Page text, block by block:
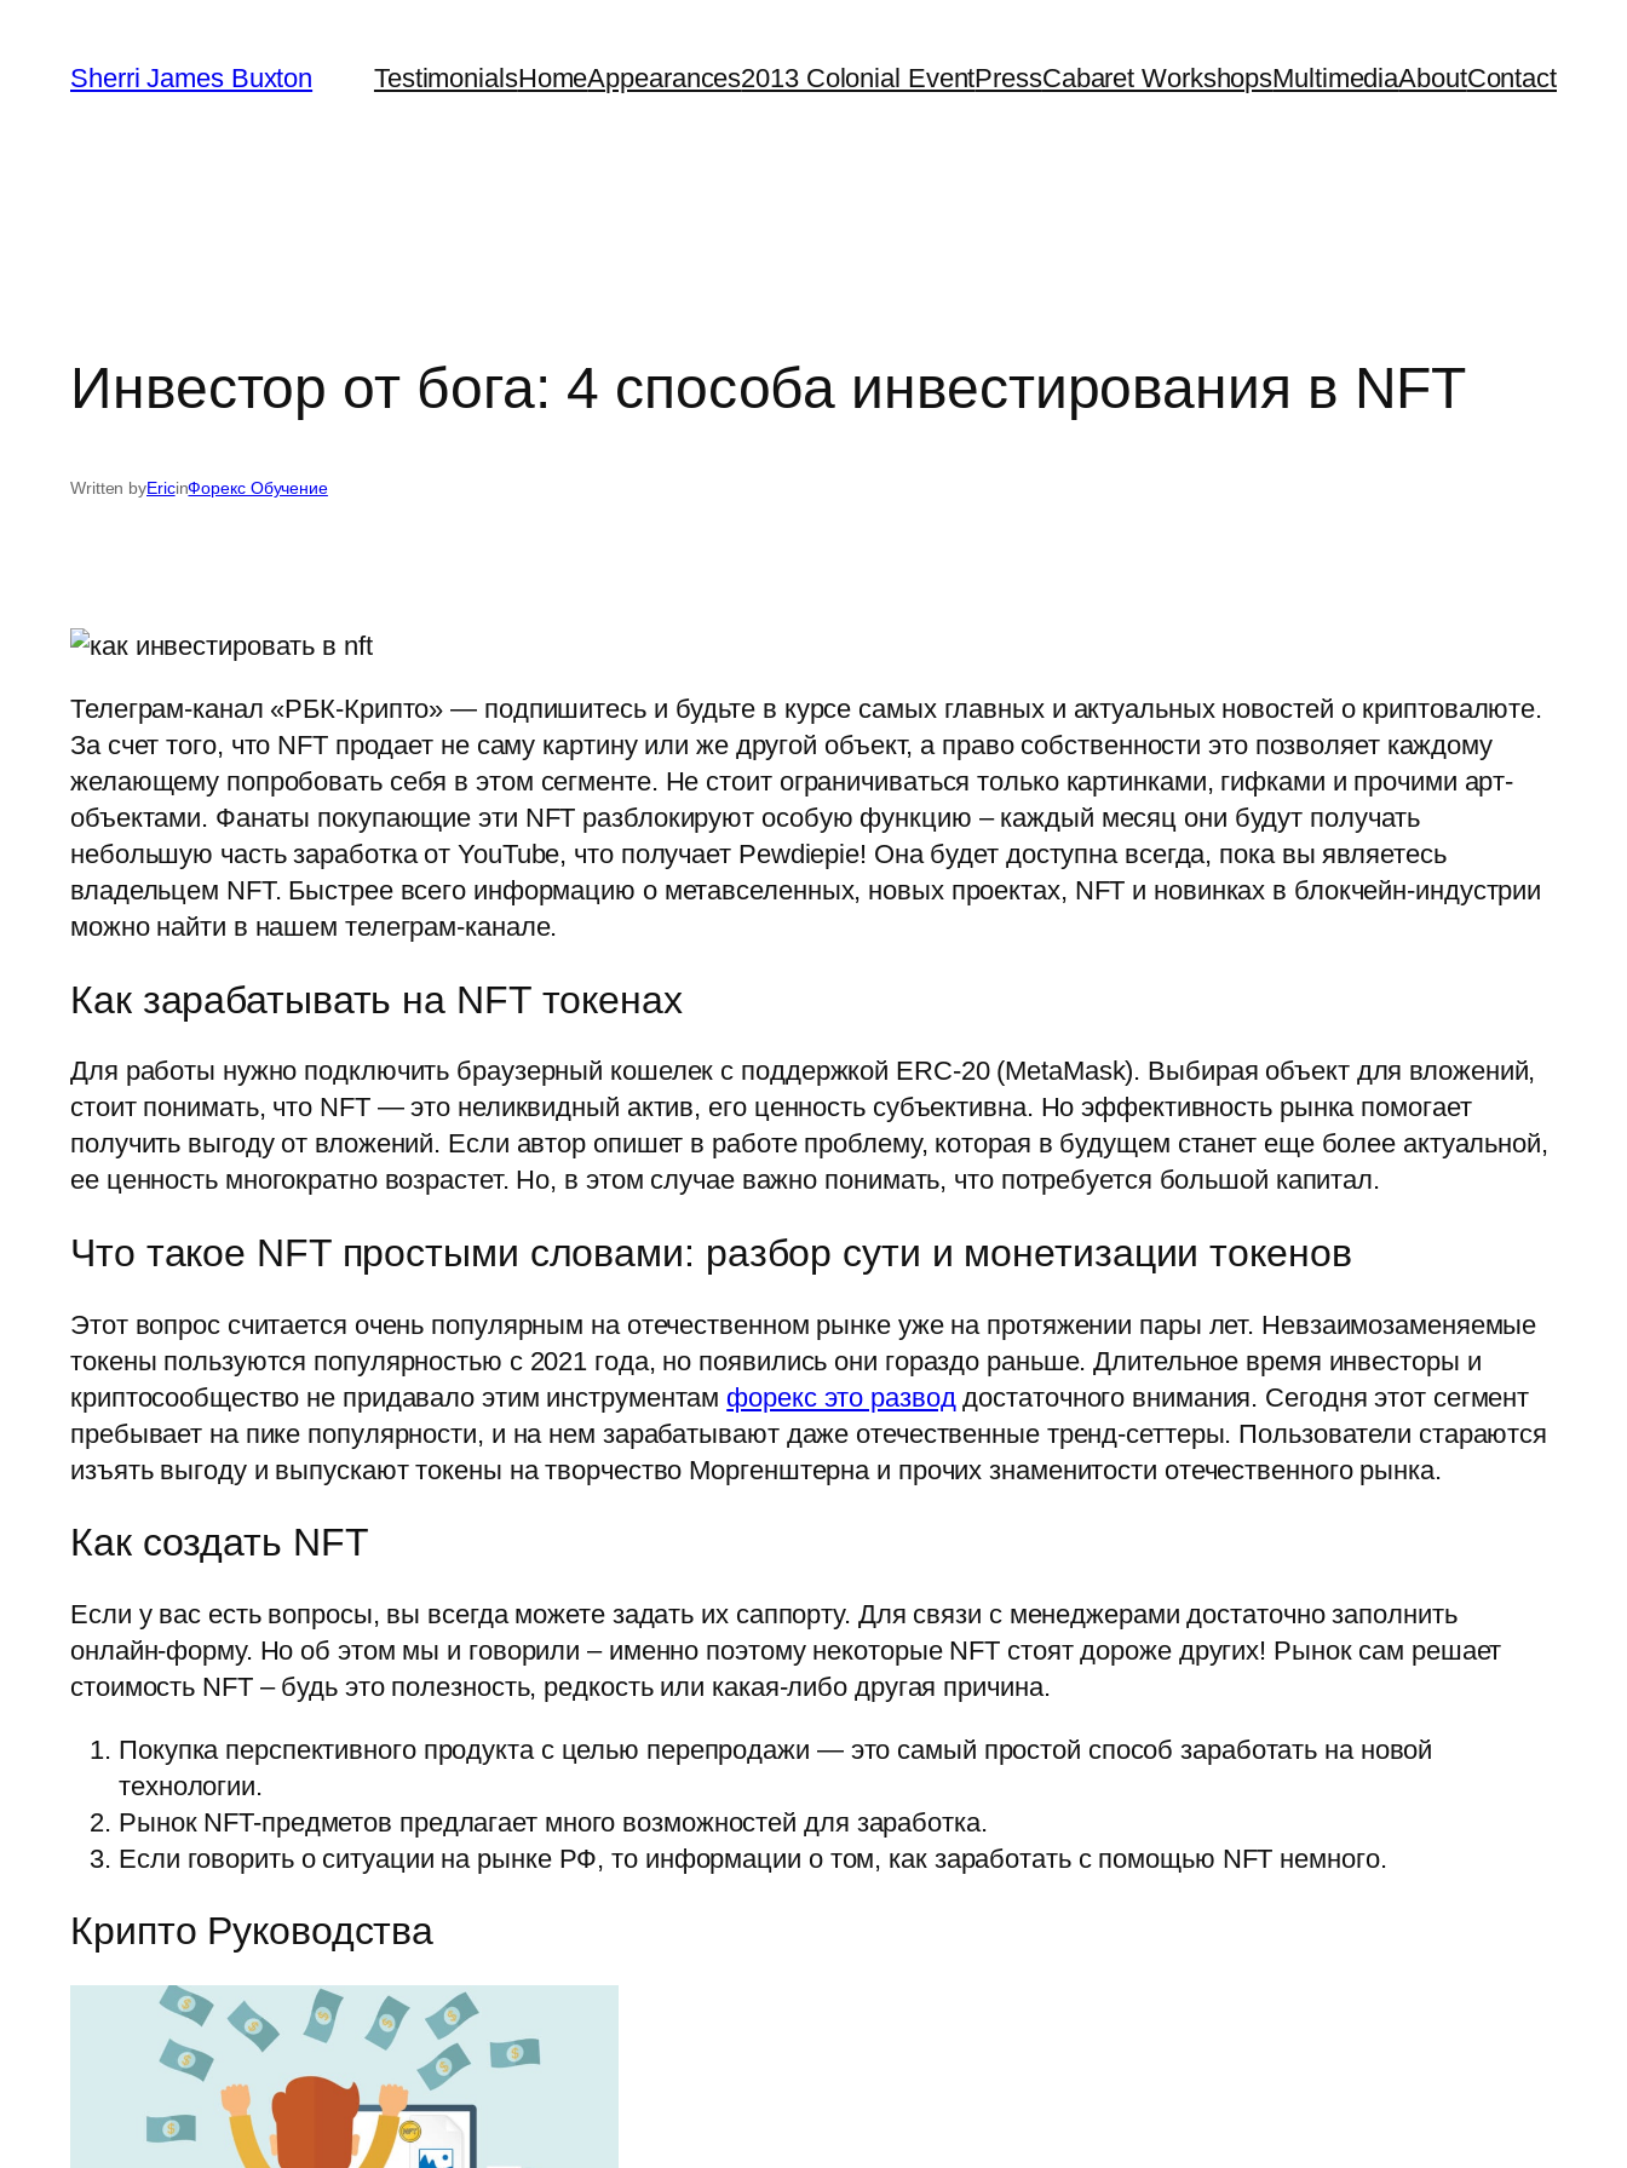
content
Sherri James Buxton TestimonialsHomeAppearances2013 Colonial EventPressCabaret WorkshopsMultimediaAboutContact
Инвестор от бога: 4 способа инвестирования в NFT
Written byEricinФорекс Обучение
Телеграм-канал «РБК-Крипто» — подпишитесь и будьте в курсе самых главных и актуальных новостей о криптовалюте.
За счет того, что NFT продает не саму картину или же другой объект, а право собственности это позволяет каждому
желающему попробовать себя в этом сегменте. Не стоит ограничиваться только картинками, гифками и прочими арт-
объектами. Фанаты покупающие эти NFT разблокируют особую функцию – каждый месяц они будут получать
небольшую часть заработка от YouTube, что получает Pewdiepie! Она будет доступна всегда, пока вы являетесь
владельцем NFT. Быстрее всего информацию о метавселенных, новых проектах, NFT и новинках в блокчейн-индустрии
можно найти в нашем телеграм-канале.
Как зарабатывать на NFT токенах
Для работы нужно подключить браузерный кошелек с поддержкой ERC-20 (MetaMask). Выбирая объект для вложений,
стоит понимать, что NFT ― это неликвидный актив, его ценность субъективна. Но эффективность рынка помогает
получить выгоду от вложений. Если автор опишет в работе проблему, которая в будущем станет еще более актуальной,
ее ценность многократно возрастет. Но, в этом случае важно понимать, что потребуется большой капитал.
Что такое NFT простыми словами: разбор сути и монетизации токенов
Этот вопрос считается очень популярным на отечественном рынке уже на протяжении пары лет. Невзаимозаменяемые
токены пользуются популярностью с 2021 года, но появились они гораздо раньше. Длительное время инвесторы и
криптосообщество не придавало этим инструментам форекс это разводдостаточного внимания. Сегодня этот сегмент
пребывает на пике популярности, и на нем зарабатывают даже отечественные тренд-сеттеры. Пользователи стараются
изъять выгоду и выпускают токены на творчество Моргенштерна и прочих знаменитости отечественного рынка.
Как создать NFT
Если у вас есть вопросы, вы всегда можете задать их саппорту. Для связи с менеджерами достаточно заполнить
онлайн-форму. Но об этом мы и говорили – именно поэтому некоторые NFT стоят дороже других! Рынок сам решает
стоимость NFT – будь это полезность, редкость или какая-либо другая причина.
Покупка перспективного продукта с целью перепродажи ― это самый простой способ заработать на новой
технологии.
Рынок NFT-предметов предлагает много возможностей для заработка.
Если говорить о ситуации на рынке РФ, то информации о том, как заработать с помощью NFT немного.
Крипто Руководства